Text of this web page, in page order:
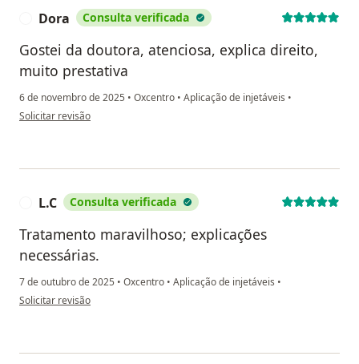
Dora Consulta verificada
Gostei da doutora, atenciosa, explica direito,
muito prestativa
6 de novembro de 2025 • Oxcentro • Aplicação de injetáveis •
na opinião do utilizador Dora
Solicitar revisão
L.C Consulta verificada
Tratamento maravilhoso; explicações
necessárias.
7 de outubro de 2025 • Oxcentro • Aplicação de injetáveis •
na opinião do utilizador L.C
Solicitar revisão